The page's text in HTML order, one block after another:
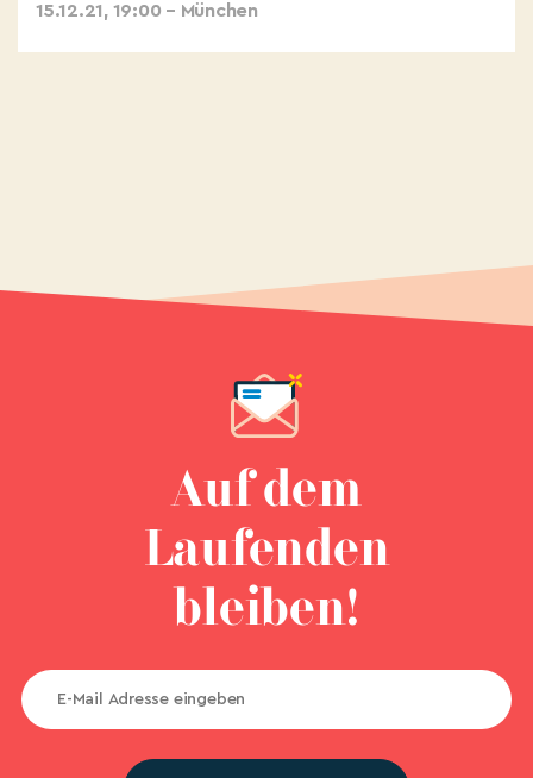
15.12.21, 19:00 – München
Auf dem
Laufenden
bleiben!